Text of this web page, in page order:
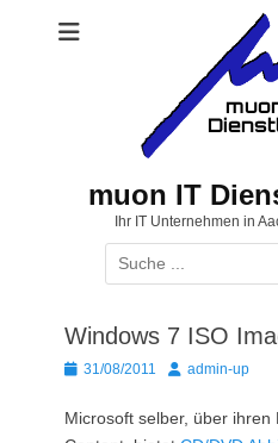
muon IT
Ihr IT Unternehmen in
Suchen
nach:
Windows 7 ISO
Posted
31/08/2011 Autoradmin-up
Microsoft selber, über ihren